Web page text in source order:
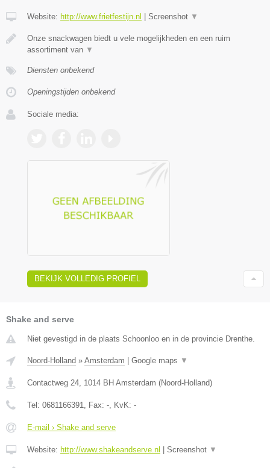
Website: http://www.frietfestijn.nl Screenshot ▼
Onze snackwagen biedt u vele mogelijkheden en een ruim
assortiment van ▼
Diensten onbekend
Openingstijden onbekend
Sociale media:
BEKIJK VOLLEDIG PROFIEL
Shake and serve
Niet gevestigd in de plaats Schoonloo en in de provincie Drenthe.
Noord-Holland » Amsterdam Google maps ▼
Contactweg 24 1014 BH Amsterdam (Noord-Holland)
Tel: 0681166391 , Fax: - , KvK: -
E-mail › Shake and serve
Website: http://www.shakeandserve.nl Screenshot ▼